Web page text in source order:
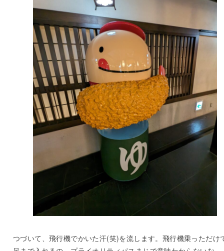
つづいて、飛行機でかいた汗(笑)を流します。飛行機乗っただけ